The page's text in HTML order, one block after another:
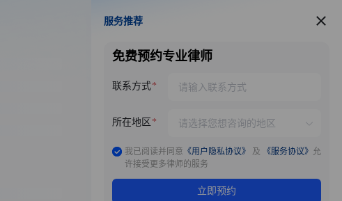
服务推荐
服务推荐
免费预约专业律师
联系方式
所在地区
我已阅读并同意 《用户隐私协议》 及 《服务协议》 允
许接受更多律师的服务
立即预约